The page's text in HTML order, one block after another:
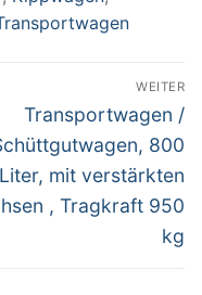
WEITER
Nächster
Beitrag:
Transportwagen /
800
Liter, mit verstärkten
, Tragkraft 950
kg